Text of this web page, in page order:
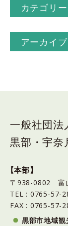
カテゴリー
アーカイブ
一般社団法
黒部・宇奈
【本部】
〒938-0802 富
TEL : 0765-57-
FAX : 0765-57-
黒部市地域観